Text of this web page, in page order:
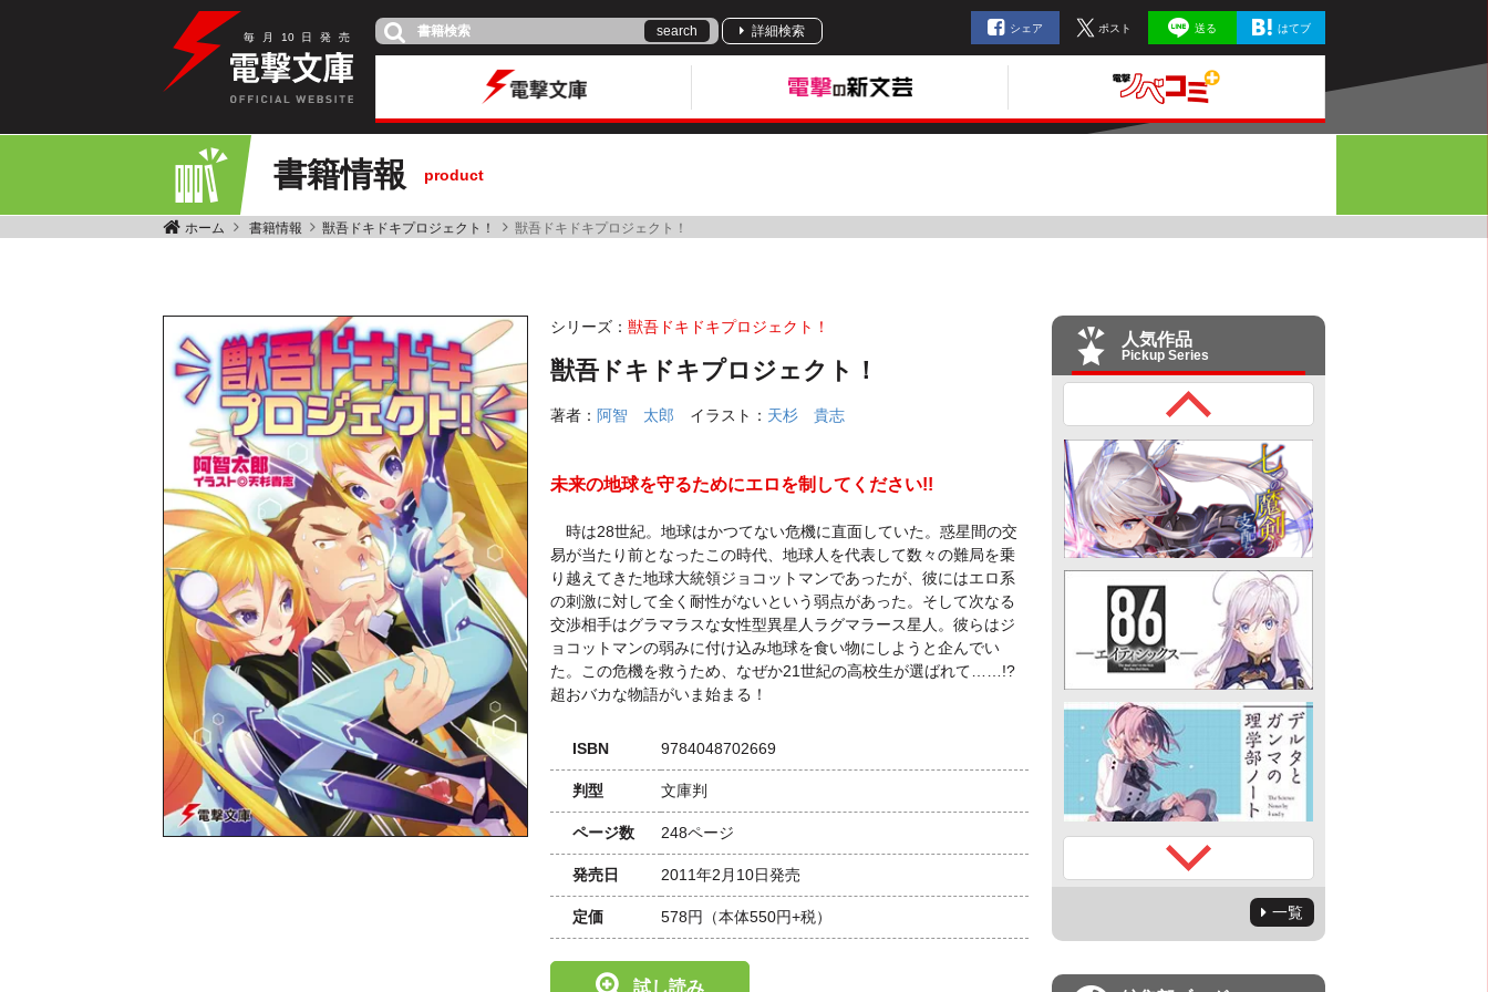
毎 月 10 日 発 売 search 詳細検索 シェア ポスト 送る はてブ
書籍情報 product
ホーム 書籍情報 獣吾ドキドキプロジェクト！ 獣吾ドキドキプロジェクト！
シリーズ： 獣吾ドキドキプロジェクト！
獣吾ドキドキプロジェクト！
著者： 阿智 太郎 イラスト： 天杉 貴志
未来の地球を守るためにエロを制してください!!
時は28世紀。地球はかつてない危機に直面していた。惑星間の交
易が当たり前となったこの時代、地球人を代表して数々の難局を乗
り越えてきた地球大統領ジョコットマンであったが、彼にはエロ系
の刺激に対して全く耐性がないという弱点があった。そして次なる
交渉相手はグラマラスな女性型異星人ラグマラース星人。彼らはジ
ョコットマンの弱みに付け込み地球を食い物にしようと企んでい
た。この危機を救うため、なぜか21世紀の高校生が選ばれて……!?
超おバカな物語がいま始まる！
ISBN 9784048702669
判型 文庫判
ページ数 248ページ
発売日 2011年2月10日発売
定価 578円 （本体550円+税）
試し読み
人気作品
Pickup Series
一覧